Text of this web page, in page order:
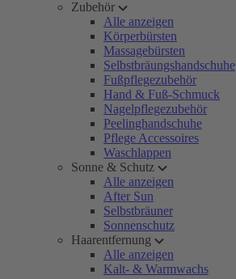
Zubehör
Alle anzeigen
Körperbürsten
Massagebürsten
Selbstbräungshandschuhe
Fußpflegezubehör
Hand & Fuß-Schmuck
Nagelpflegezubehör
Peelinghandschuhe
Pflege Accessoires
Waschlappen
Sonne & Schutz
Alle anzeigen
After Sun
Selbstbräuner
Sonnenschutz
Haarentfernung
Alle anzeigen
Kalt- & Warmwachs